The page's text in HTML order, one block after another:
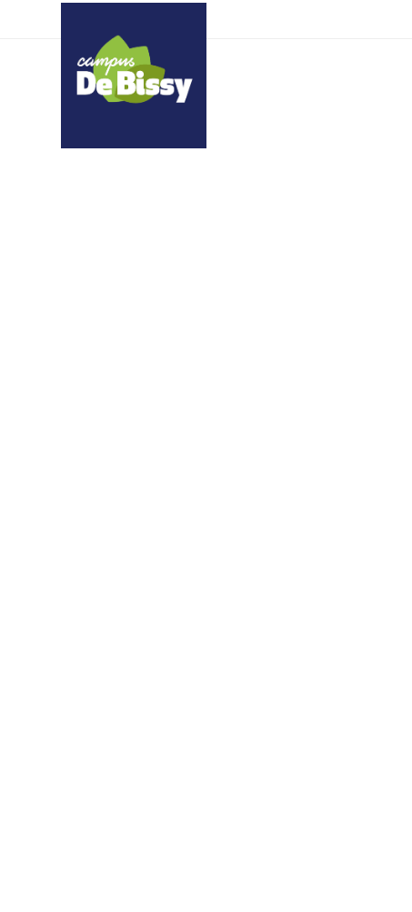
eywzghvnzi oiqushkkge